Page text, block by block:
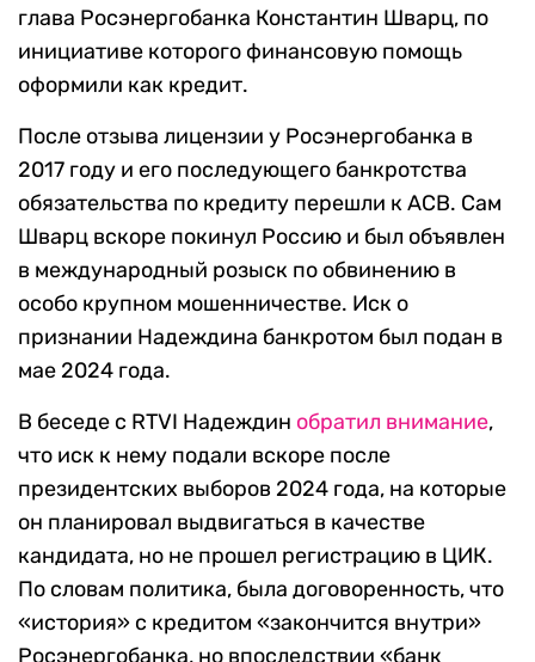
глава Росэнергобанка Константин Шварц, по
инициативе которого финансовую помощь
оформили как кредит.
После отзыва лицензии у Росэнергобанка в
2017 году и его последующего банкротства
обязательства по кредиту перешли к АСВ. Сам
Шварц вскоре покинул Россию и был объявлен
в международный розыск по обвинению в
особо крупном мошенничестве. Иск о
признании Надеждина банкротом был подан в
мае 2024 года.
В беседе с RTVI Надеждин обратил внимание,
что иск к нему подали вскоре после
президентских выборов 2024 года, на которые
он планировал выдвигаться в качестве
кандидата, но не прошел регистрацию в ЦИК.
По словам политика, была договоренность, что
«история» с кредитом «закончится внутри»
Росэнергобанка, но впоследствии «банк